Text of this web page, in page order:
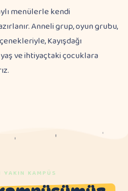
menülerle kendi
Anneli grup, oyun grubu,
Kayışdağı
ve ihtiyaçtaki çocuklara
YAKIN KAMPÜS